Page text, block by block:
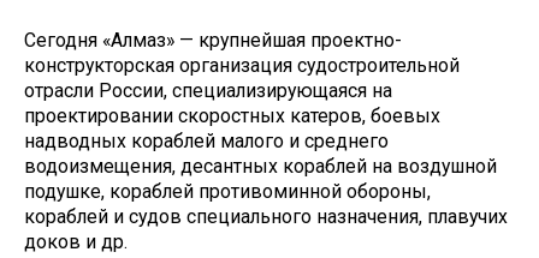
Сегодня «Алмаз» — крупнейшая проектно-
конструкторская организация судостроительной
отрасли России, специализирующаяся на
проектировании скоростных катеров, боевых
надводных кораблей малого и среднего
водоизмещения, десантных кораблей на воздушной
подушке, кораблей противоминной обороны,
кораблей и судов специального назначения, плавучих
доков и др.